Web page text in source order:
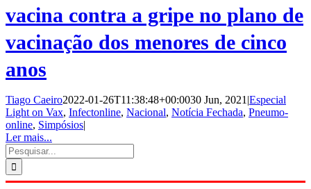
vacina contra a gripe no plano de
vacinação dos menores de cinco
anos
Tiago Caeiro2022-01-26T11:38:48+00:0030 Jun, 2021 |Especial
Light on Vax, Infectonline, Nacional, Notícia Fechada, Pneumo-
online, Simpósios|
Ler mais...
Pesquisar